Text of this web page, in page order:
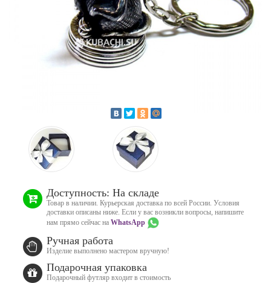
Доступность: На складе
Товар в наличии. Курьерская доставка по всей России. Условия
доставки описаны ниже. Если у вас возникли вопросы, напишите
нам прямо сейчас на WhatsApp
Ручная работа
Изделие выполнено мастером вручную!
Подарочная упаковка
Подарочный футляр входит в стоимость